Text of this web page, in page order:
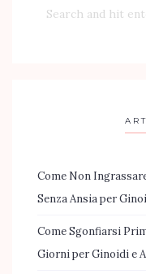
Come Non
Senza Ansia per
Come Sgonfiarsi
Giorni per Ginoidi e